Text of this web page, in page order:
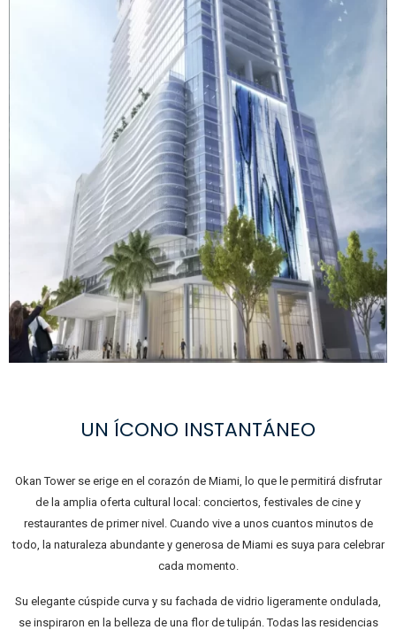
UN ÍCONO INSTANTÁNEO
Okan Tower se erige en el corazón de Miami, lo que le permitirá disfrutar
de la amplia oferta cultural local: conciertos, festivales de cine y
restaurantes de primer nivel. Cuando vive a unos cuantos minutos de
todo, la naturaleza abundante y generosa de Miami es suya para celebrar
cada momento.
Su elegante cúspide curva y su fachada de vidrio ligeramente ondulada,
se inspiraron en la belleza de una flor de tulipán. Todas las residencias